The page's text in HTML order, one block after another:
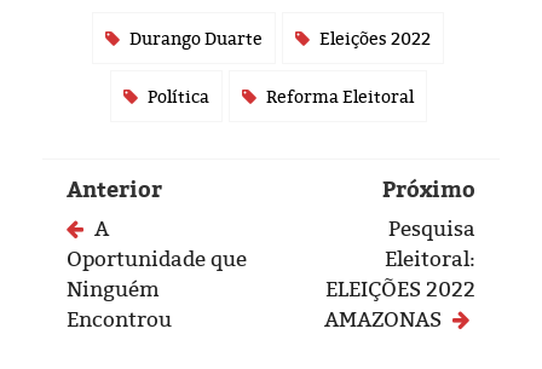
Durango Duarte Eleições 2022
Política Reforma Eleitoral
Anterior
A
Oportunidade que
Ninguém
Encontrou
Próximo
Pesquisa
Eleitoral:
ELEIÇÕES 2022
AMAZONAS